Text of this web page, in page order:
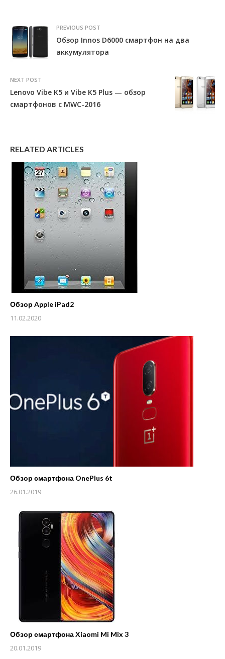
PREVIOUS POST
Обзор Innos D6000 смартфон на два
аккумулятора
NEXT POST
Lenovo Vibe K5 и Vibe K5 Plus — обзор
смартфонов с MWC-2016
RELATED ARTICLES
Обзор Apple iPad2
11.02.2020
Обзор смартфона OnePlus 6t
26.01.2019
Обзор смартфона Xiaomi Mi Mix 3
20.01.2019